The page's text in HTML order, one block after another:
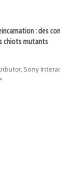
: des
chiots mutants
Sony